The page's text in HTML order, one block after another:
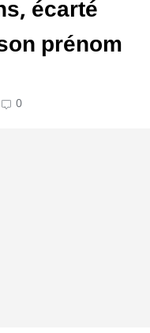
écarté
prénom
0